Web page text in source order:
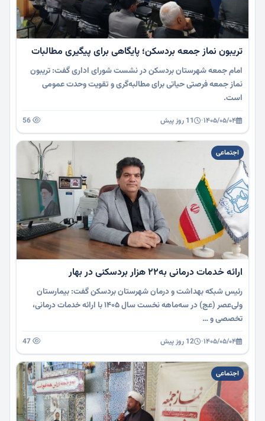
تریبون نماز جمعه بردسکن؛ پایگاهی برای پیگیری مطالبات
امام جمعه شهرستان بردسکن در نشست شورای اداری گفت: تریبون
نماز جمعه فرصتی حیاتی برای مطالبه‌گری و تقویت وحدت عمومی
است.
۱۴۰۵/۰۵/۰۴· 11 روز پیش
اجتماعی
ارائه خدمات درمانی به۲۲ هزار بردسکنی در بهار
رئیس شبکه بهداشت و درمان شهرستان بردسکن گفت: بیمارستان
ولی‌عصر (عج) در سه‌ماهه نخست سال ۱۴۰۵ با ارائه خدمات درمانی،
تخصصی و …
۱۴۰۵/۰۵/۰۴· 12 روز پیش
اجتماعی